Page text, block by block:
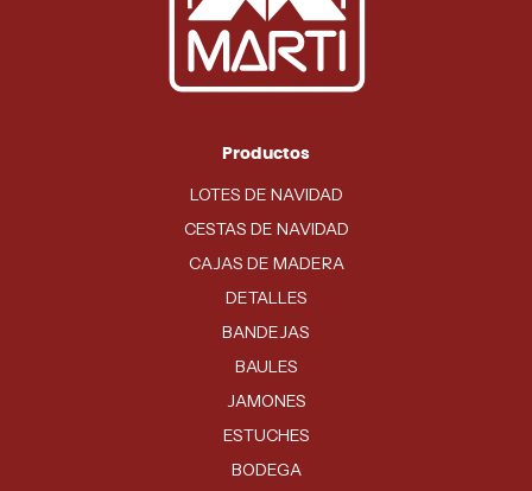
Productos
LOTES DE NAVIDAD
CESTAS DE NAVIDAD
CAJAS DE MADERA
DETALLES
BANDEJAS
BAULES
JAMONES
ESTUCHES
BODEGA